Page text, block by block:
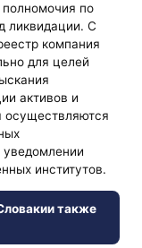
полномочия по
ликвидации. С
компания
для целей
активов и
осуществляются
уведомлении
институтов.
также